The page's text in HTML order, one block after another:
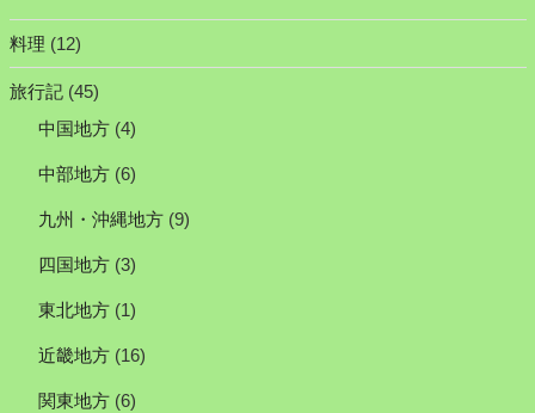
料理 (12)
旅行記(45)
中国地方(4)
中部地方(6)
九州・沖縄地方(9)
四国地方(3)
東北地方(1)
近畿地方(16)
関東地方(6)